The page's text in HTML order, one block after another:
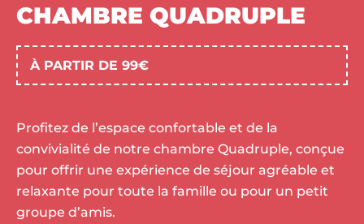
CHAMBRE QUADRUPLE
À PARTIR DE 99€
Profitez de l’espace confortable et de la
convivialité de notre chambre Quadruple, conçue
pour offrir une expérience de séjour agréable et
relaxante pour toute la famille ou pour un petit
groupe d’amis.